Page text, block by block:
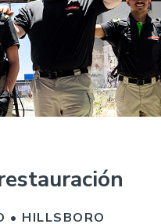
• HILLSBORO